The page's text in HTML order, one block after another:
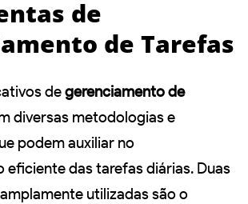
de
de Tarefas
degerenciamento de
diversas metodologias e
podem auxiliar no
eficiente das tarefas diárias. Duas
utilizadas são o